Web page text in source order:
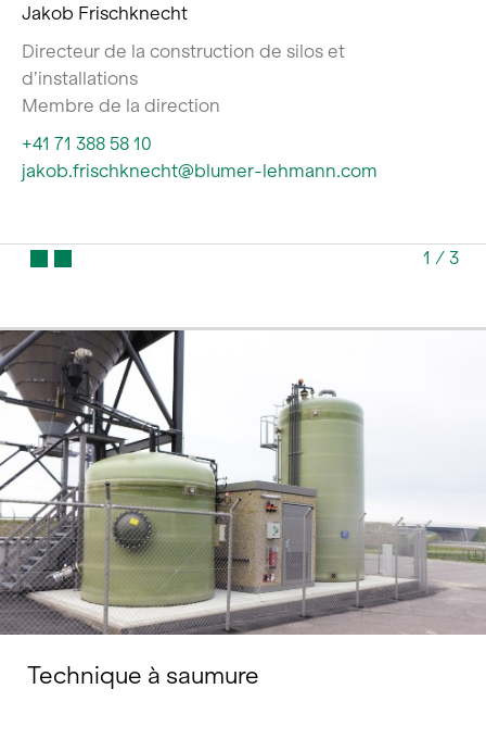
Jakob Frischknecht
Directeur de la construction de silos et
d’installations
Membre de la direction
+41 71 388 58 10
jakob.frischknecht@blumer-lehmann.com
1 / 3
Technique à saumure